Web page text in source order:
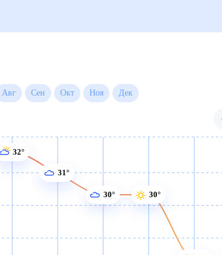
Июл Авг Сен Окт Ноя
32°
31°
30°
30°